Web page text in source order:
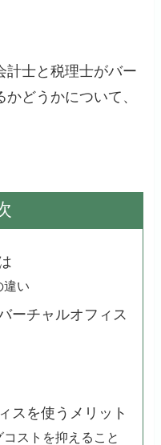
計士と税理士がバー
どうかについて、
違い
ーチャルオフィス
スを使うメリット
ストを抑えること